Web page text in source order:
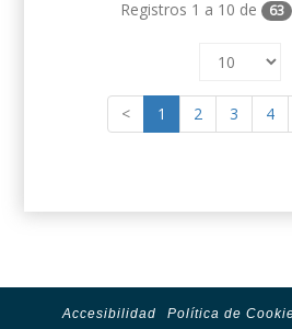
Registros 1 a 10 de 63
< 1 2 3 4
Accesibilidad Política de